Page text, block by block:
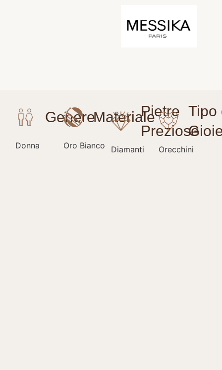
Donna Oro Bianco Diamanti Orecchini